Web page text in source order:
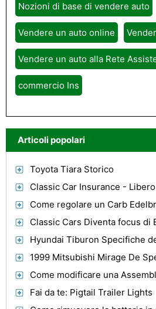
Nozioni di base di vendere auto
Vendere un auto online
Vendere un auto alla Rete
commercio Ins
Articoli popolari
Toyota Tiara Storico
Come regolare un Carb
Hyundai Tiburon Specifiche
1999 Mitsubishi Mirage De
Fai da te: Pigtail Trailer Lights